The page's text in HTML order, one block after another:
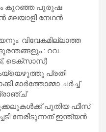
കുറഞ്ഞ പുരുഷ
മലയാളി നേഥൻ
വിവേകമില്ലാത്ത
: റവ.
ടെക്സാസ്)
പ്രതി
മാർത്തോമ്മാ ചർച്ച്
പുതിയ ഫീസ്
നേരിടുന്നത് ഇന്ത്യൻ